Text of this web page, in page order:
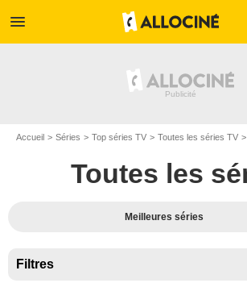
menu
Accueil Séries Top séries TV Toutes les séries TV
Toutes les
Meilleures séries
Filtres